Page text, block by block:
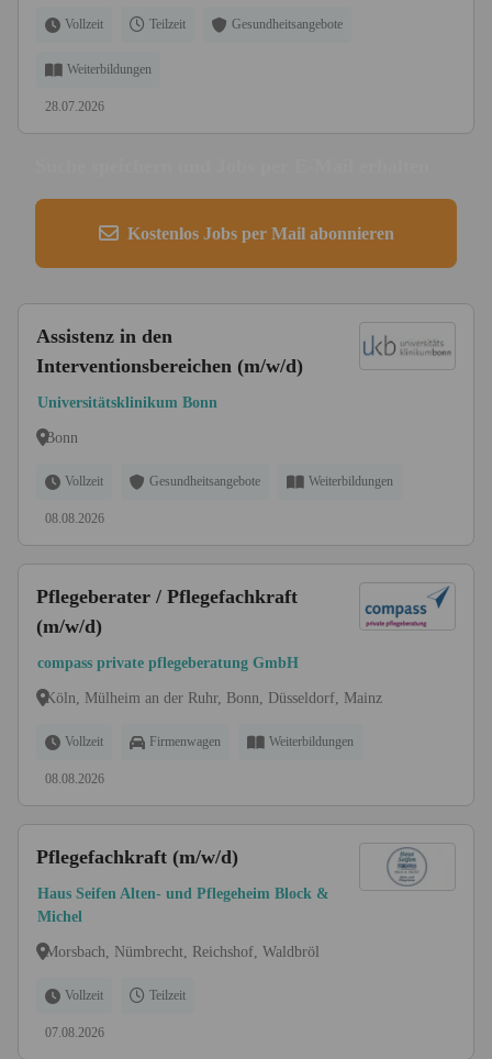
Vollzeit Teilzeit Gesundheitsangebote
Weiterbildungen
28.07.2026
Kostenlos Jobs per Mail abonnieren
Assistenz in den
Interventionsbereichen (m/w/d)
Universitätsklinikum Bonn
Bonn
Vollzeit Gesundheitsangebote Weiterbildungen
08.08.2026
Pflegeberater / Pflegefachkraft
(m/w/d)
compass private pflegeberatung GmbH
Köln, Mülheim an der Ruhr, Bonn, Düsseldorf, Mainz
Vollzeit Firmenwagen Weiterbildungen
08.08.2026
Pflegefachkraft (m/w/d)
Haus Seifen Alten- und Pflegeheim Block &
Michel
Morsbach, Nümbrecht, Reichshof, Waldbröl
Vollzeit Teilzeit
07.08.2026